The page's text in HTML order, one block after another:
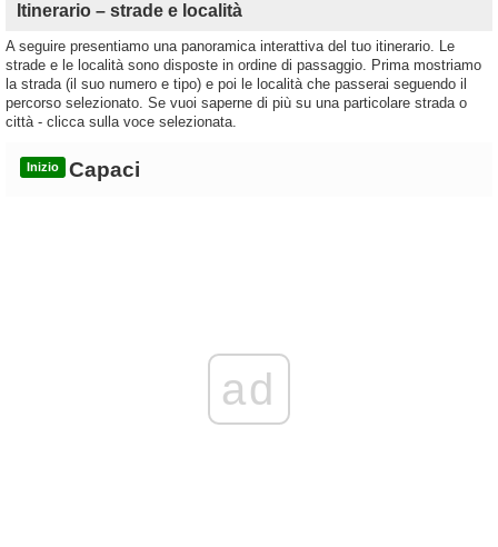
Itinerario – strade e località
A seguire presentiamo una panoramica interattiva del tuo itinerario. Le
strade e le località sono disposte in ordine di passaggio. Prima mostriamo
la strada (il suo numero e tipo) e poi le località che passerai seguendo il
percorso selezionato. Se vuoi saperne di più su una particolare strada o
città - clicca sulla voce selezionata.
Inizio Capaci
ad